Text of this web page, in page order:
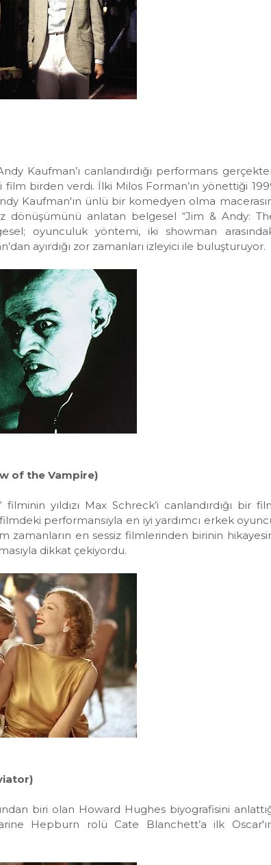
Kaufman’ı canlandırdığı performans
birden verdi. İlki Milos Forman’ın yönettiği
Kaufman'ın ünlü bir komedyen olma
dönüşümünü anlatan belgesel “Jim & Andy:
oyunculuk yöntemi, iki showman
ayırdığı zor zamanları izleyici ile buluşturuyor.
of the Vampire)
yıldızı Max Schreck’i canlandırdığı bir
performansıyla en iyi yardımcı erkek
zamanların en sessiz filmlerinden birinin
dikkat çekiyordu.
biri olan Howard Hughes biyografisini
Hepburn rolü Cate Blanchett’a ilk